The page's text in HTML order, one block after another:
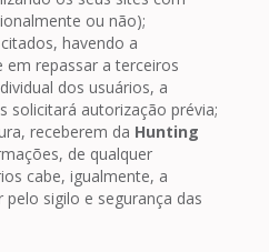
ou não);
havendo a
em repassar a terceiros
dos usuários, a
solicitará autorização prévia;
receberem da Hunting
de qualquer
cabe, igualmente, a
sigilo e segurança das